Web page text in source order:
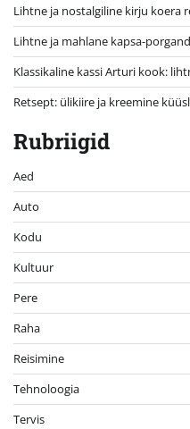
Lihtne ja nostalgiline kirju koera
Lihtne ja mahlane kapsa-
Klassikaline kassi Arturi kook:
Retsept: ülikiire ja kreemine
Rubriigid
Aed
Auto
Kodu
Kultuur
Pere
Raha
Reisimine
Tehnoloogia
Tervis